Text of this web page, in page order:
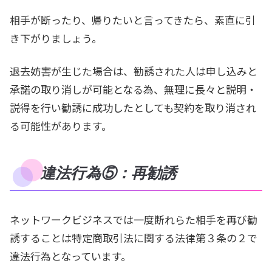
相手が断ったり、帰りたいと言ってきたら、素直に引
き下がりましょう。
退去妨害が生じた場合は、勧誘された人は申し込みと
承諾の取り消しが可能となる為、無理に長々と説明・
説得を行い勧誘に成功したとしても契約を取り消され
る可能性があります。
違法行為⑤：再勧誘
ネットワークビジネスでは一度断れらた相手を再び勧
誘することは特定商取引法に関する法律第３条の２で
違法行為となっています。